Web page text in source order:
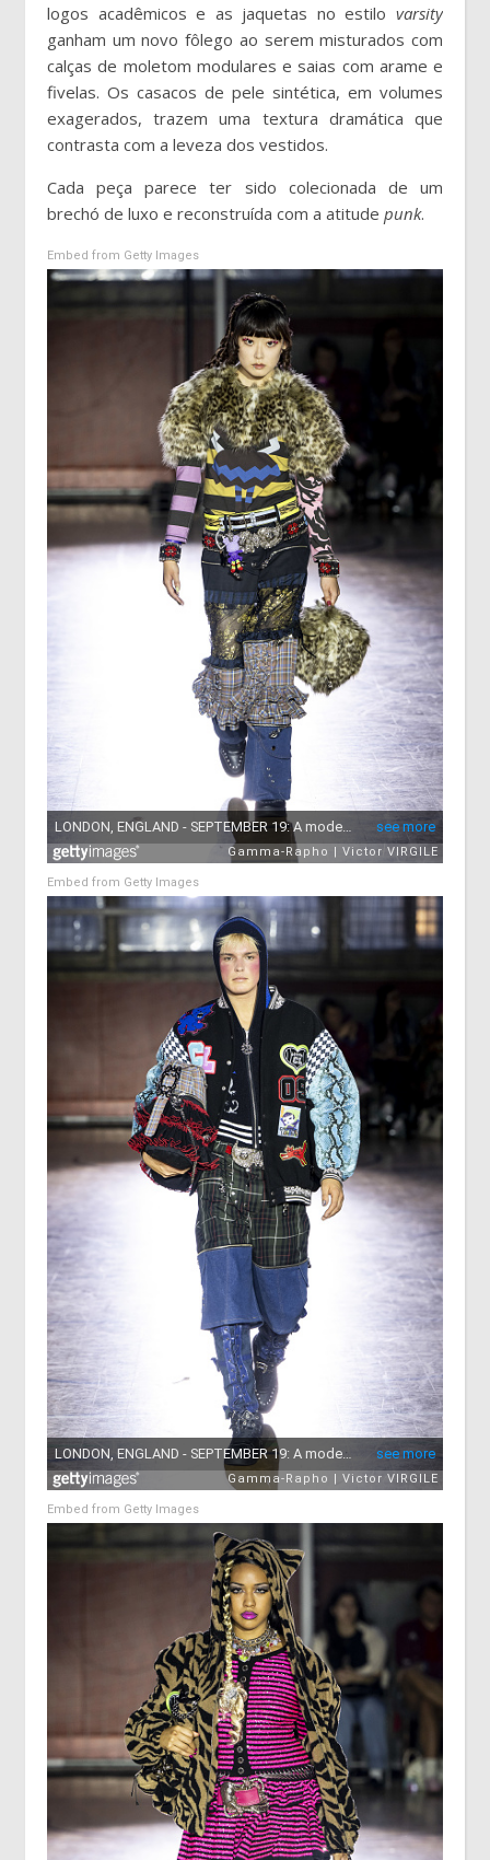
logos acadêmicos e as jaquetas no estilo varsity
ganham um novo fôlego ao serem misturados com
calças de moletom modulares e saias com arame e
fivelas. Os casacos de pele sintética, em volumes
exagerados, trazem uma textura dramática que
contrasta com a leveza dos vestidos.
Cada peça parece ter sido colecionada de um
brechó de luxo e reconstruída com a atitude punk.
Embed from Getty Images
Embed from Getty Images
Embed from Getty Images